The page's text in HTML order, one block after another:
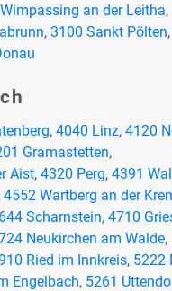
an der Lei­tha,
, 3100 Sankt Pöl­ten,
, 4040 Linz, 4120
Gra­ma­stet­ten,
Aist, 4320 Perg, 4391
4552 Wart­berg an der
Scharn­stein, 4710
Neu­kir­chen am Wal­de,
Ried im Inn­kreis, 5222
En­gel­bach, 5261